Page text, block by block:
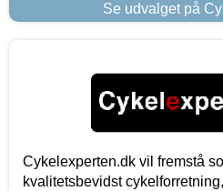
Se udvalget på
Cykelexperten.dk vil fremstå
kvalitetsbevidst